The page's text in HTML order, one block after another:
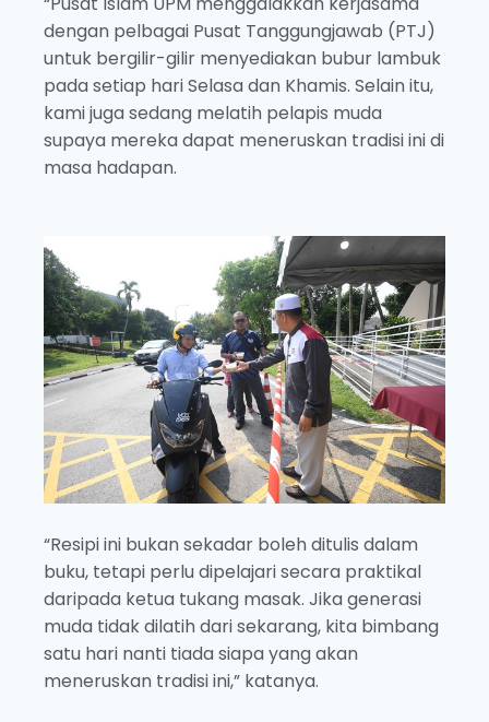
dengan pelbagai Pusat Tanggungjawab (PTJ)
untuk bergilir-gilir menyediakan bubur lambuk
pada setiap hari Selasa dan Khamis. Selain itu,
kami juga sedang melatih pelapis muda
supaya mereka dapat meneruskan tradisi ini di
masa hadapan.
“Resipi ini bukan sekadar boleh ditulis dalam
buku, tetapi perlu dipelajari secara praktikal
daripada ketua tukang masak. Jika generasi
muda tidak dilatih dari sekarang, kita bimbang
satu hari nanti tiada siapa yang akan
meneruskan tradisi ini,” katanya.